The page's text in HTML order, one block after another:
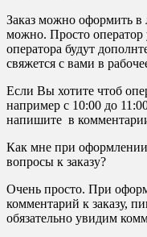
Заказ можно оформить
можно. Просто оператор
оператора будут
свяжется с вами в
Если Вы хотите чтоб
например с 10:00 до
напишите в
Как мне при оформлении
вопросы к заказу?
Очень просто. При
комментарий к заказу,
обязательно увидим